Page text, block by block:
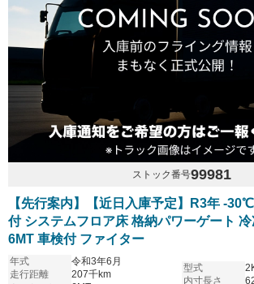
ストック番号99981
【先行案内】【近日入庫予定】R3年 -
付 システムフロア床 格納パワーゲート
6MT 車検付 ファイター
年式
令和3年6月
走行距離
207千km
型式
内寸長さ